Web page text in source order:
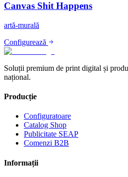
Canvas Shit Happens
artă-murală
Configurează
Soluții premium de print digital și
național.
Producție
Configuratoare
Catalog Shop
Publicitate SEAP
Comenzi B2B
Informații